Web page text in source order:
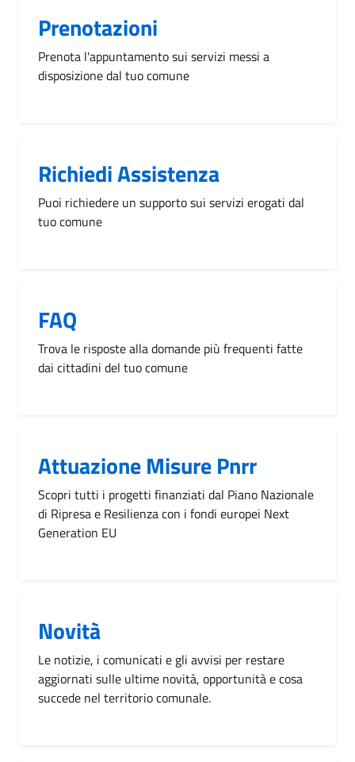
Prenotazioni
Prenota l'appuntamento sui servizi messi a
disposizione dal tuo comune
Richiedi Assistenza
Puoi richiedere un supporto sui servizi erogati dal
tuo comune
FAQ
Trova le risposte alla domande più frequenti fatte
dai cittadini del tuo comune
Attuazione Misure Pnrr
Scopri tutti i progetti finanziati dal Piano Nazionale
di Ripresa e Resilienza con i fondi europei Next
Generation EU
Novità
Le notizie, i comunicati e gli avvisi per restare
aggiornati sulle ultime novità, opportunità e cosa
succede nel territorio comunale.